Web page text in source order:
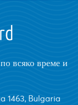
всяко време и
1463, Bulgaria